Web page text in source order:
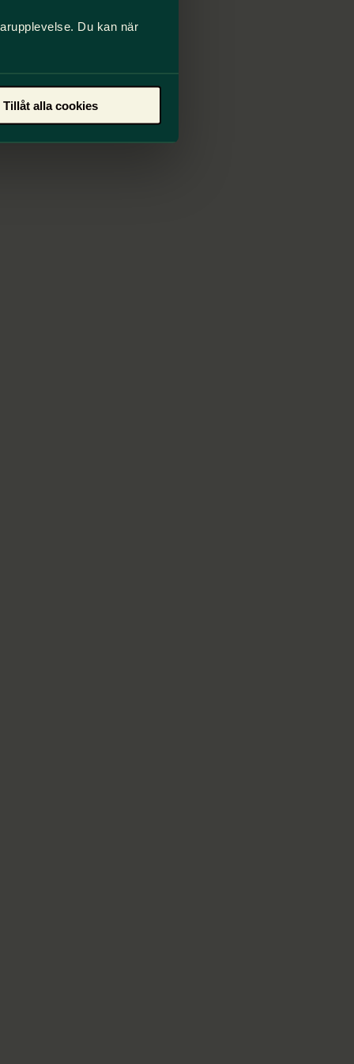
Du kan när
Tillåt alla cookies